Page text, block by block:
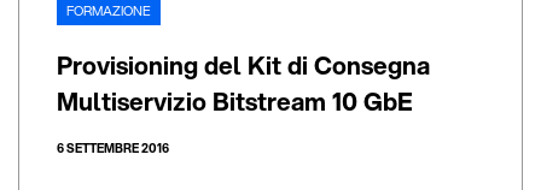
FORMAZIONE
Provisioning del Kit di Consegna
Multiservizio Bitstream 10 GbE
6 SETTEMBRE 2016